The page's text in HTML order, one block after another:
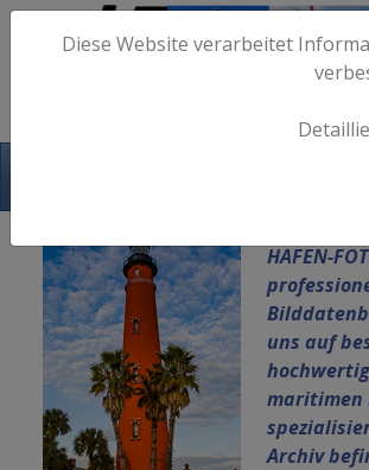
HAFEN-
uns auf
maritimen
Archiv
Diese Website verarbeitet